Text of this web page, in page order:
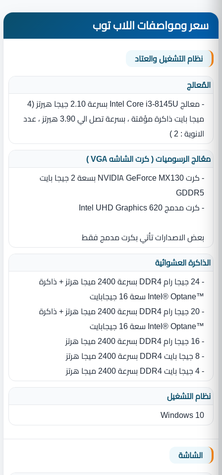
سعر ومواصفات اللاب توب
نظام التشغيل والعتاد
المٌعالج
- معالج Intel Core i3-8145U بسرعة 2.10 جيجا هيرتز (4
ميجا بايت ذاكرة مؤقتة ، بسرعة تصل الي 3.90 هيرتز ، عدد
الانوية : 2 )
معُالج الرسوميات ( كرت الشاشه VGA )
- كرت NVIDIA GeForce MX130 بسعة 2 جيجا بايت
GDDR5
- كرت مدمج Intel UHD Graphics 620
بعض الاصدارات تأتي بكرت مدمج فقط
الذاكرة العشوائية
- 24 جيجا رام DDR4 بسرعة 2400 ميجا هرتز + ذاكرة
Intel® Optane™‎ سعة 16 جيجابايت
- 20 جيجا رام DDR4 بسرعة 2400 ميجا هرتز + ذاكرة
Intel® Optane™‎ سعة 16 جيجابايت
- 16 جيجا رام DDR4 بسرعة 2400 ميجا هرتز
- 8 جيجا بايت DDR4 بسرعة 2400 ميجا هرتز
- 4 جيجا بايت DDR4 بسرعة 2400 ميجا هرتز
نظام التشغيل
Windows 10
الشاشة